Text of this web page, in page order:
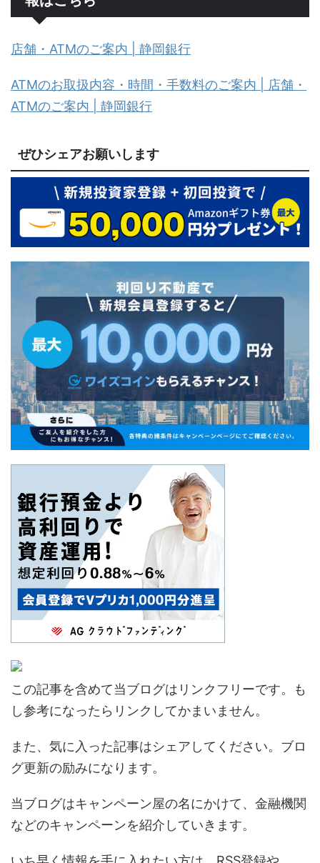
店舗・ATMのご案内 | 静岡銀行
ATMのお取扱内容・時間・手数料のご案内 | 店舗・
ATMのご案内 | 静岡銀行
ぜひシェアお願いします
この記事を含めて当ブログはリンクフリーです。も
し参考になったらリンクしてかまいません。
また、気に入った記事はシェアしてください。ブロ
グ更新の励みになります。
当ブログはキャンペーン屋の名にかけて、金融機関
などのキャンペーンを紹介していきます。